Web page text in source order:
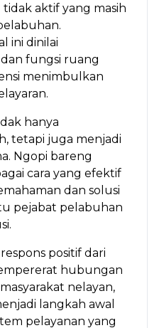
aktif yang masih
ini dinilai
fungsi ruang
menimbulkan
hanya
tetapi juga menjadi
Ngopi bareng
cara yang efektif
dan solusi
pejabat pelabuhan
positif dari
hubungan
nelayan,
langkah awal
pelayanan yang